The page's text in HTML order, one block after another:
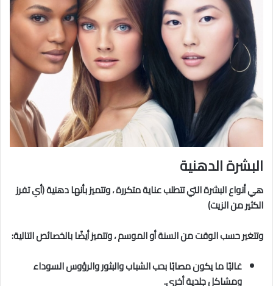
البشرة الدهنية
هي أنواع البشرة التي تتطلب عناية متكررة ، وتتميز بأنها دهنية (أي تفرز
الكثير من الزيت)
وتتغير حسب الوقت من السنة أو الموسم ، وتتميز أيضًا بالخصائص التالية:
غالبًا ما يكون مصابًا بحب الشباب والبثور والرؤوس السوداء
ومشاكل جلدية أخرى.